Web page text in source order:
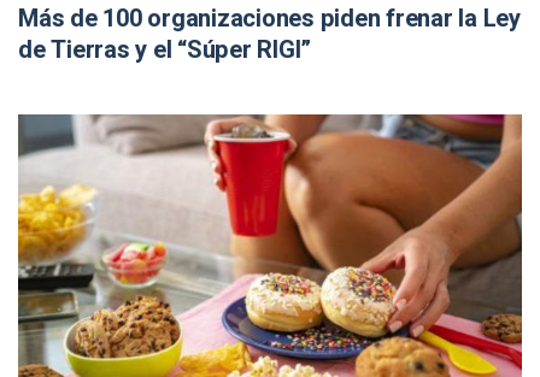
Más de 100 organizaciones piden frenar la Ley
de Tierras y el “Súper RIGI”